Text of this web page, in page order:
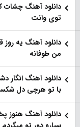
دانلود آهنگ چشات
توی وانت
دانلود آهنگ یه روز
من طوفانه
دانلود آهنگ انگار
با تو هرچی دل
دانلود آهنگ